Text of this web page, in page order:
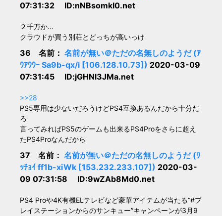
07:31:32 ID:nNBsomkI0.net
２千万か…
クラウドが買う別荘とどっちが高いっけ
36 名前： 名前が無い＠ただの名無しのようだ (ｱ
ｳｱｳｳｰ Sa9b-qx/i [106.128.10.73]) 2020-03-09
07:31:45 ID:jGHNl3JMa.net
>>28
PS5専用は少ないだろうけどPS4互換あるんだから十分だ
ろ
言ってみればPS5のゲームも出来るPS4Proをさらに超え
たPS4Proなんだから
37 名前： 名前が無い＠ただの名無しのようだ (ﾜ
ｯﾁｮｲ ff1b-xiWk [153.232.233.107]) 2020-03-
09 07:31:58 ID:9wZAb8Md0.net
PS4 Proや4K有機ELテレビなど豪華アイテムが当たる“#プ
レイステーションからのサンキュー”キャンペーンが3月9